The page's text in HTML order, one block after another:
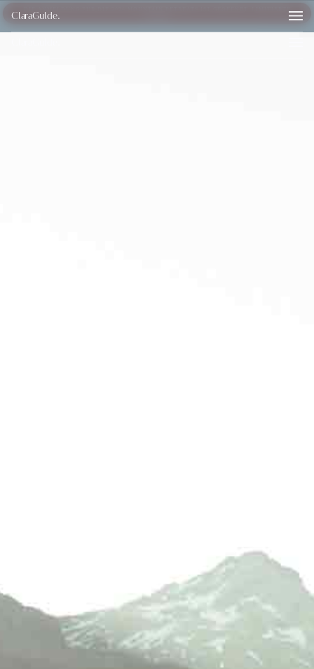
DIE ANMELDUNG FÜR DIE 2026 MOUNTAIN RETREATS IST GEÖFFNET. LIMITIERTE
ClaraGulde.